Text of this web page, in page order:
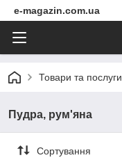
e-magazin.com.ua
Товари та послуги
Пудра, рум'яна
Сортування